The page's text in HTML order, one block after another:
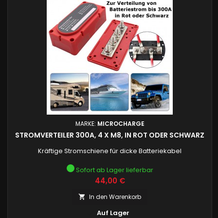
MARKE: MICROCHARGE
STROMVERTEILER 300A, 4 X M8, IN ROT ODER SCHWARZ
Kräftige Stromschiene für dicke Batteriekabel
Sofort ab Lager lieferbar
Preis
44,00 €
 In den Warenkorb
Auf Lager